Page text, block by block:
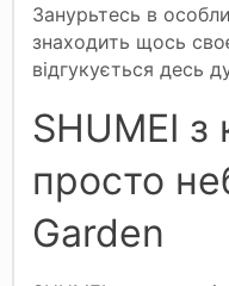
Занурьтесь в
знаходить щось
відгукується десь
SHUMEI
просто
Garden